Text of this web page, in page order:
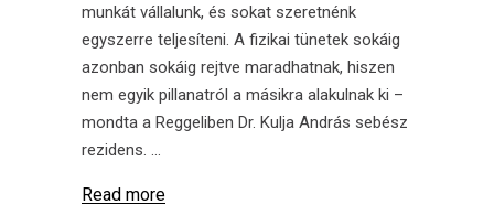
munkát vállalunk, és sokat szeretnénk
egyszerre teljesíteni. A fizikai tünetek sokáig
azonban sokáig rejtve maradhatnak, hiszen
nem egyik pillanatról a másikra alakulnak ki –
mondta a Reggeliben Dr. Kulja András sebész
rezidens.
Read more